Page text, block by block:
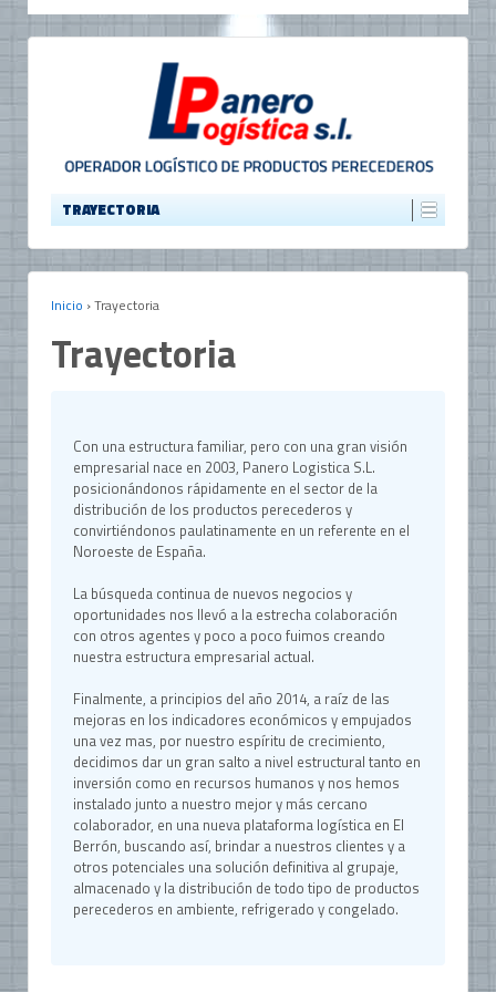
TRAYECTORIA
Inicio ›Trayectoria
Trayectoria
Con una estructura familiar, pero con una gran visión
empresarial nace en 2003, Panero Logistica S.L.
posicionándonos rápidamente en el sector de la
distribución de los productos perecederos y
convirtiéndonos paulatinamente en un referente en el
Noroeste de España.
La búsqueda continua de nuevos negocios y
oportunidades nos llevó a la estrecha colaboración
con otros agentes y poco a poco fuimos creando
nuestra estructura empresarial actual.
Finalmente, a principios del año 2014, a raíz de las
mejoras en los indicadores económicos y empujados
una vez mas, por nuestro espíritu de crecimiento,
decidimos dar un gran salto a nivel estructural tanto en
inversión como en recursos humanos y nos hemos
instalado junto a nuestro mejor y más cercano
colaborador, en una nueva plataforma logística en El
Berrón, buscando así, brindar a nuestros clientes y a
otros potenciales una solución definitiva al grupaje,
almacenado y la distribución de todo tipo de productos
perecederos en ambiente, refrigerado y congelado.